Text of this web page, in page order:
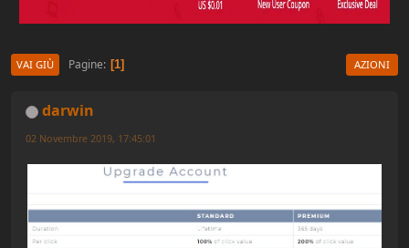
VAI GIÙ Pagine 1 AZIONI
darwin
02 Novembre 2019, 17:45:01